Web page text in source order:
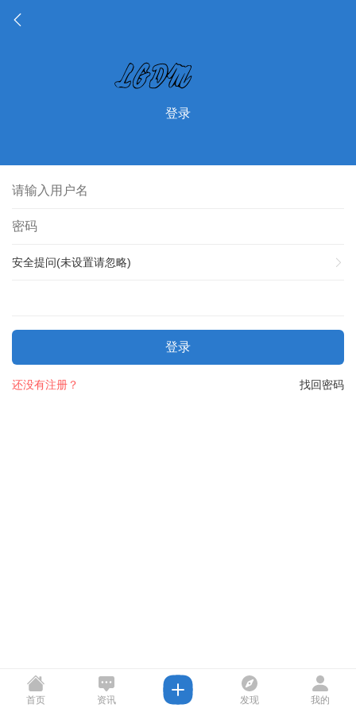
登录
安全提问(未设置请忽略)
登录
找回密码
还没有注册？
首页 资讯 发现 我的